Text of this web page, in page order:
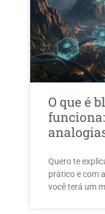
O que é
Quero te
prático e com
você terá um